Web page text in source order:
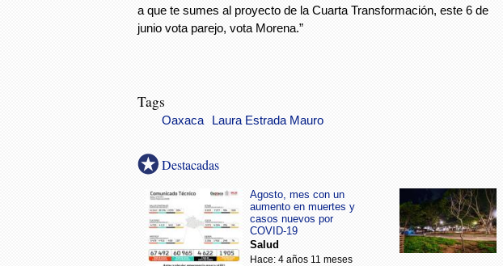
a que te sumes al proyecto de la Cuarta Transformación, este 6 de
junio vota parejo, vota Morena.”
Tags
Oaxaca Laura Estrada Mauro
Destacadas
Agosto, mes con un
aumento en muertes y
casos nuevos por
COVID-19
Salud
Hace: 4 años 11 meses